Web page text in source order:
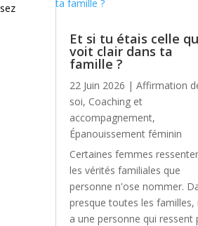
Et si tu étais celle
voit clair dans ta
famille ?
22 Juin 2026 | Affirmation
soi, Coaching et
accompagnement,
Épanouissement féminin
Certaines femmes
les vérités familiales que
personne n'ose nommer.
presque toutes les familles,
a une personne qui ressent